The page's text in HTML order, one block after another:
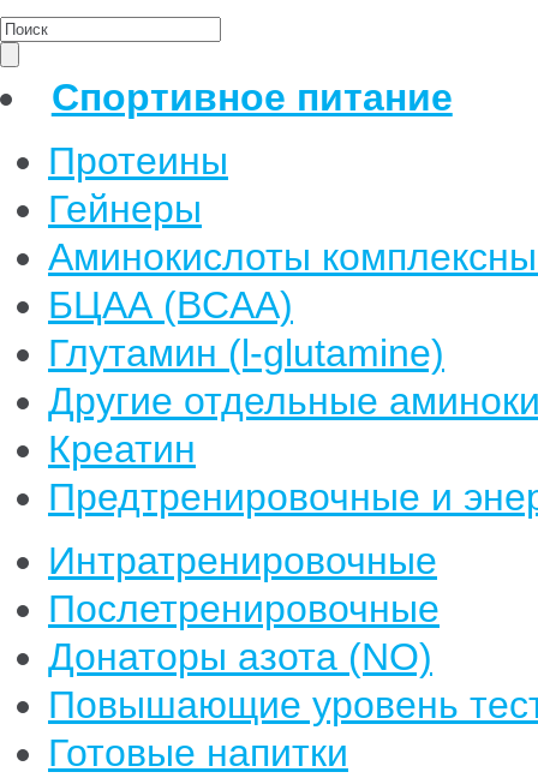
Спортивное питание
Протеины
Гейнеры
Аминокислоты
БЦАА (BCAA)
Глутамин (l-glutamine)
Другие отдельные
Креатин
Предтренировочные и
Интратренировочные
Послетренировочные
Донаторы азота (NO)
Повышающие уровень
Готовые напитки